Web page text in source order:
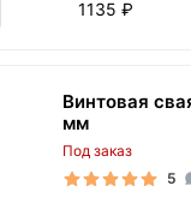
1135 ₽
Винтовая
мм
Под заказ
5